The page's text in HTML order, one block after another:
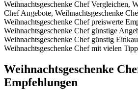
Weihnachtsgeschenke Chef Vergleichen,
Chef Angebote, Weihnachtsgeschenke
Weihnachtsgeschenke Chef preiswerte
Weihnachtsgeschenke Chef günstige
Weihnachtsgeschenke Chef günstig
Weihnachtsgeschenke Chef mit vielen
Weihnachtsgeschenke
Empfehlungen